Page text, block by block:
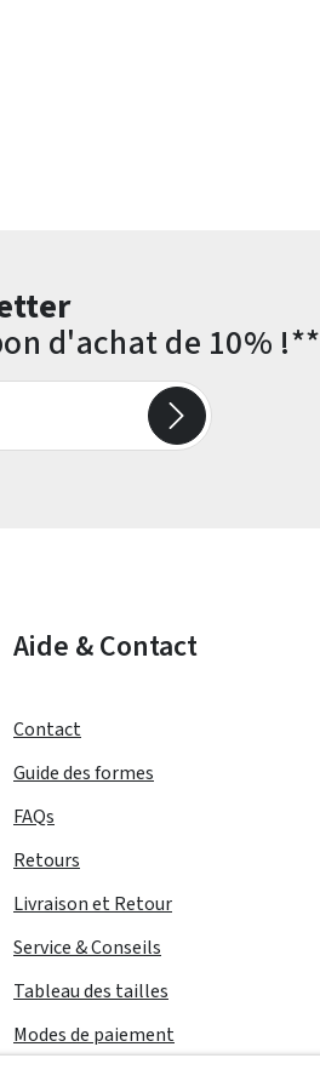
d'achat de 10% !**
Aide & Contact
Contact
Guide des formes
FAQs
Retours
Livraison et Retour
Service & Conseils
Tableau des tailles
Modes de paiement